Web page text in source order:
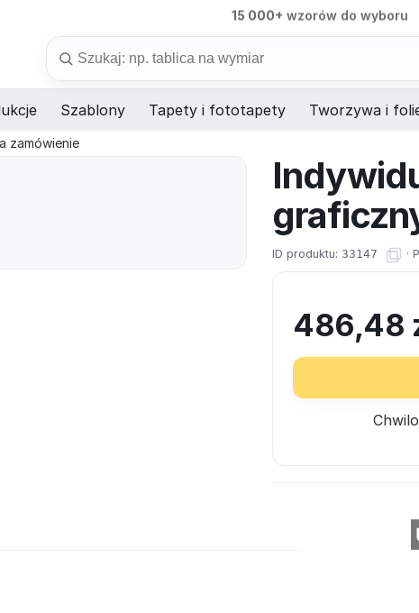
98%dostaw na czas
Szablony Tapety i fototapety Tworzywa i
zamówienie
ID produktu: 33147 ·
486,48